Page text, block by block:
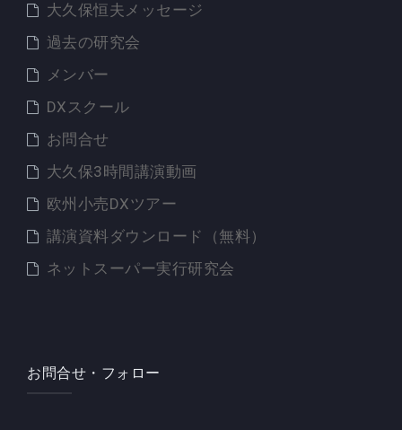
大久保恒夫メッセージ
過去の研究会
メンバー
DXスクール
お問合せ
大久保3時間講演動画
欧州小売DXツアー
講演資料ダウンロード（無料）
ネットスーパー実行研究会
お問合せ・フォロー